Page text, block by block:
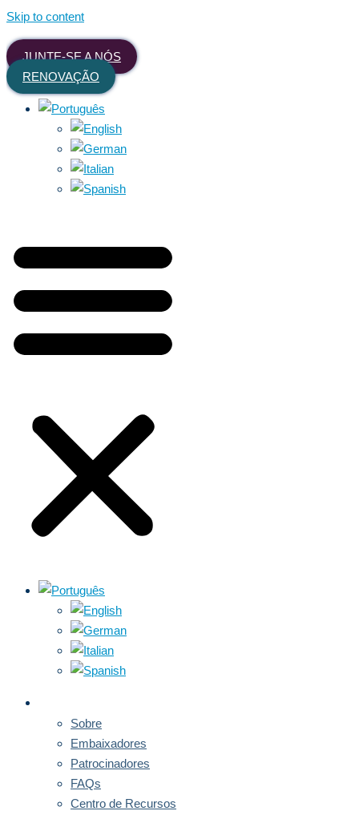
Skip to content
JUNTE-SE A NÓS
RENOVAÇÃO
Sobre
Embaixadores
Patrocinadores
FAQs
Centro de Recursos